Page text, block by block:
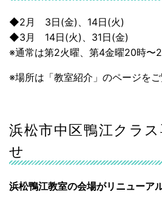
◆2月 3日(金)、14日(火)
◆3月 14日(火)、31日(金)
※通常は第2火曜、第4金曜20時〜
※場所は「教室紹介」のページをご
浜松市中区鴨江クラ
せ
浜松鴨江教室の会場がリニューア